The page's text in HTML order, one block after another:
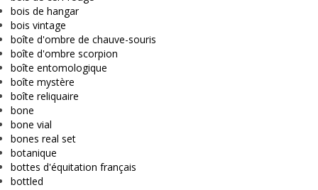
bois de hangar
bois vintage
boîte d'ombre de chauve-souris
boîte d'ombre scorpion
boîte entomologique
boîte mystère
boîte reliquaire
bone
bone vial
bones real set
botanique
bottes d'équitation français
bottled